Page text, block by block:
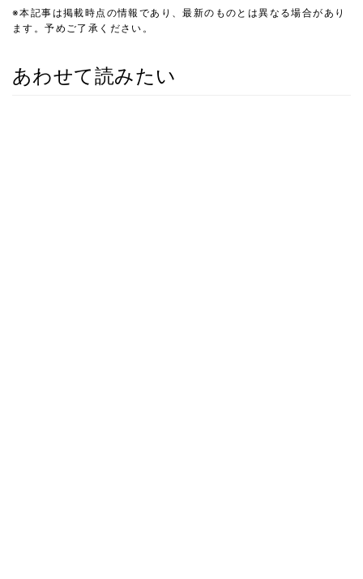
※本記事は掲載時点の情報であり、最新のものとは異なる場合があり
ます。予めご了承ください。
あわせて読みたい